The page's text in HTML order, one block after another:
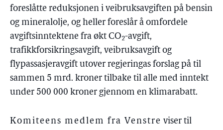
foreslåtte reduksjonen i veibruksavgiften på bensin
og mineralolje, og heller foreslår å omfordele
avgiftsinntektene fra økt CO2-avgift,
trafikkforsikringsavgift, veibruksavgift og
flypassasjeravgift utover regjeringas forslag på til
sammen 5 mrd. kroner tilbake til alle med inntekt
under 500 000 kroner gjennom en klimarabatt.
Komiteens medlem fra Venstre viser til